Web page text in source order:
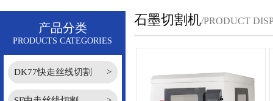
产品分类
PRODUCTS CATEGORIES
DK77快走丝线切割 >
石墨切割机/PRODUCT